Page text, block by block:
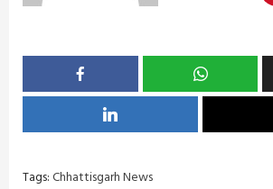
Tags:Chhattisgarh News